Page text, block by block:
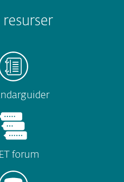
resurser
forum